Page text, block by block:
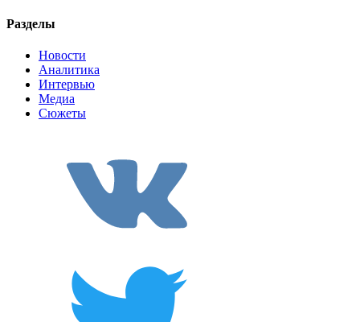
Разделы
Новости
Аналитика
Интервью
Медиа
Сюжеты